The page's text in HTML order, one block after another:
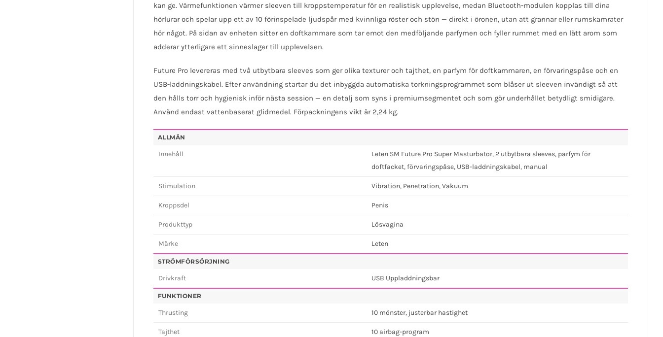
kan ge. Värmefunktionen värmer sleeven till kroppstemperatur för en realistisk upplevelse, medan Bluetooth-modulen kopplas till dina
hörlurar och spelar upp ett av 10 förinspelade ljudspår med kvinnliga röster och stön — direkt i öronen, utan att grannar eller rumskamrater
hör något. På sidan av enheten sitter en doftkammare som tar emot den medföljande parfymen och fyller rummet med en lätt arom som
adderar ytterligare ett sinneslager till upplevelsen.
Future Pro levereras med två utbytbara sleeves som ger olika texturer och tajthet, en parfym för doftkammaren, en förvaringspåse och en
USB-laddningskabel. Efter användning startar du det inbyggda automatiska torkningsprogrammet som blåser ut sleeven invändigt så att
den hålls torr och hygienisk inför nästa session — en detalj som syns i premiumsegmentet och som gör underhållet betydligt smidigare.
Använd endast vattenbaserat glidmedel. Förpackningens vikt är 2,24 kg.
ALLMÄN
Innehåll
Leten SM Future Pro Super Masturbator, 2 utbytbara sleeves, parfym för
doftfacket, förvaringspåse, USB-laddningskabel, manual
Stimulation Vibration, Penetration, Vakuum
Kroppsdel Penis
Produkttyp Lösvagina
Märke Leten
STRÖMFÖRSÖRJNING
Drivkraft USB Uppladdningsbar
FUNKTIONER
Thrusting 10 mönster, justerbar hastighet
Tajthet 10 airbag-program